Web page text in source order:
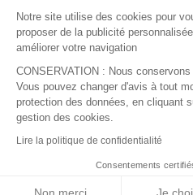
Mentions légales
Politique de protection des données
Espace pro
FAQ
Notre site utilise des cookies pour
proposer de la publicité
améliorer votre navigation
CONSERVATION : Nous
Vous pouvez changer d'avis à tout
protection des données, en cliquant
gestion des cookies.
Lire la politique de confidentialité
Consentements